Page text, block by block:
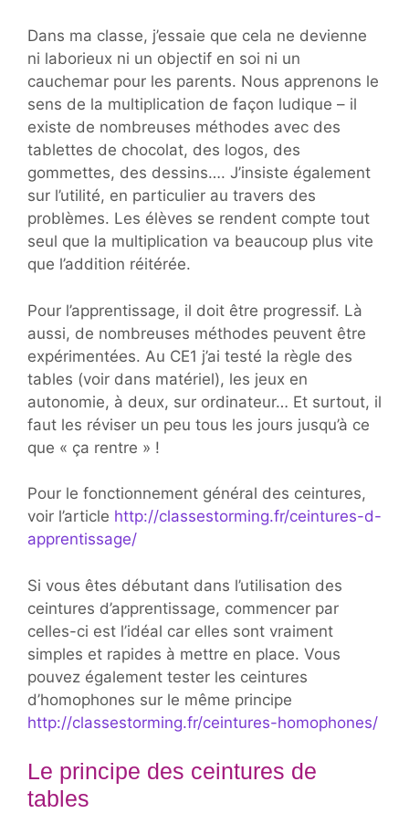
Dans ma classe, j’essaie que cela ne devienne
ni laborieux ni un objectif en soi ni un
cauchemar pour les parents. Nous apprenons le
sens de la multiplication de façon ludique – il
existe de nombreuses méthodes avec des
tablettes de chocolat, des logos, des
gommettes, des dessins…. J’insiste également
sur l’utilité, en particulier au travers des
problèmes. Les élèves se rendent compte tout
seul que la multiplication va beaucoup plus vite
que l’addition réitérée.
Pour l’apprentissage, il doit être progressif. Là
aussi, de nombreuses méthodes peuvent être
expérimentées. Au CE1 j’ai testé la règle des
tables (voir dans matériel), les jeux en
autonomie, à deux, sur ordinateur… Et surtout, il
faut les réviser un peu tous les jours jusqu’à ce
que « ça rentre » !
Pour le fonctionnement général des ceintures,
voir l’article http://classestorming.fr/ceintures-d-
apprentissage/
Si vous êtes débutant dans l’utilisation des
ceintures d’apprentissage, commencer par
celles-ci est l’idéal car elles sont vraiment
simples et rapides à mettre en place. Vous
pouvez également tester les ceintures
d’homophones sur le même principe
http://classestorming.fr/ceintures-homophones/
Le principe des ceintures de
tables